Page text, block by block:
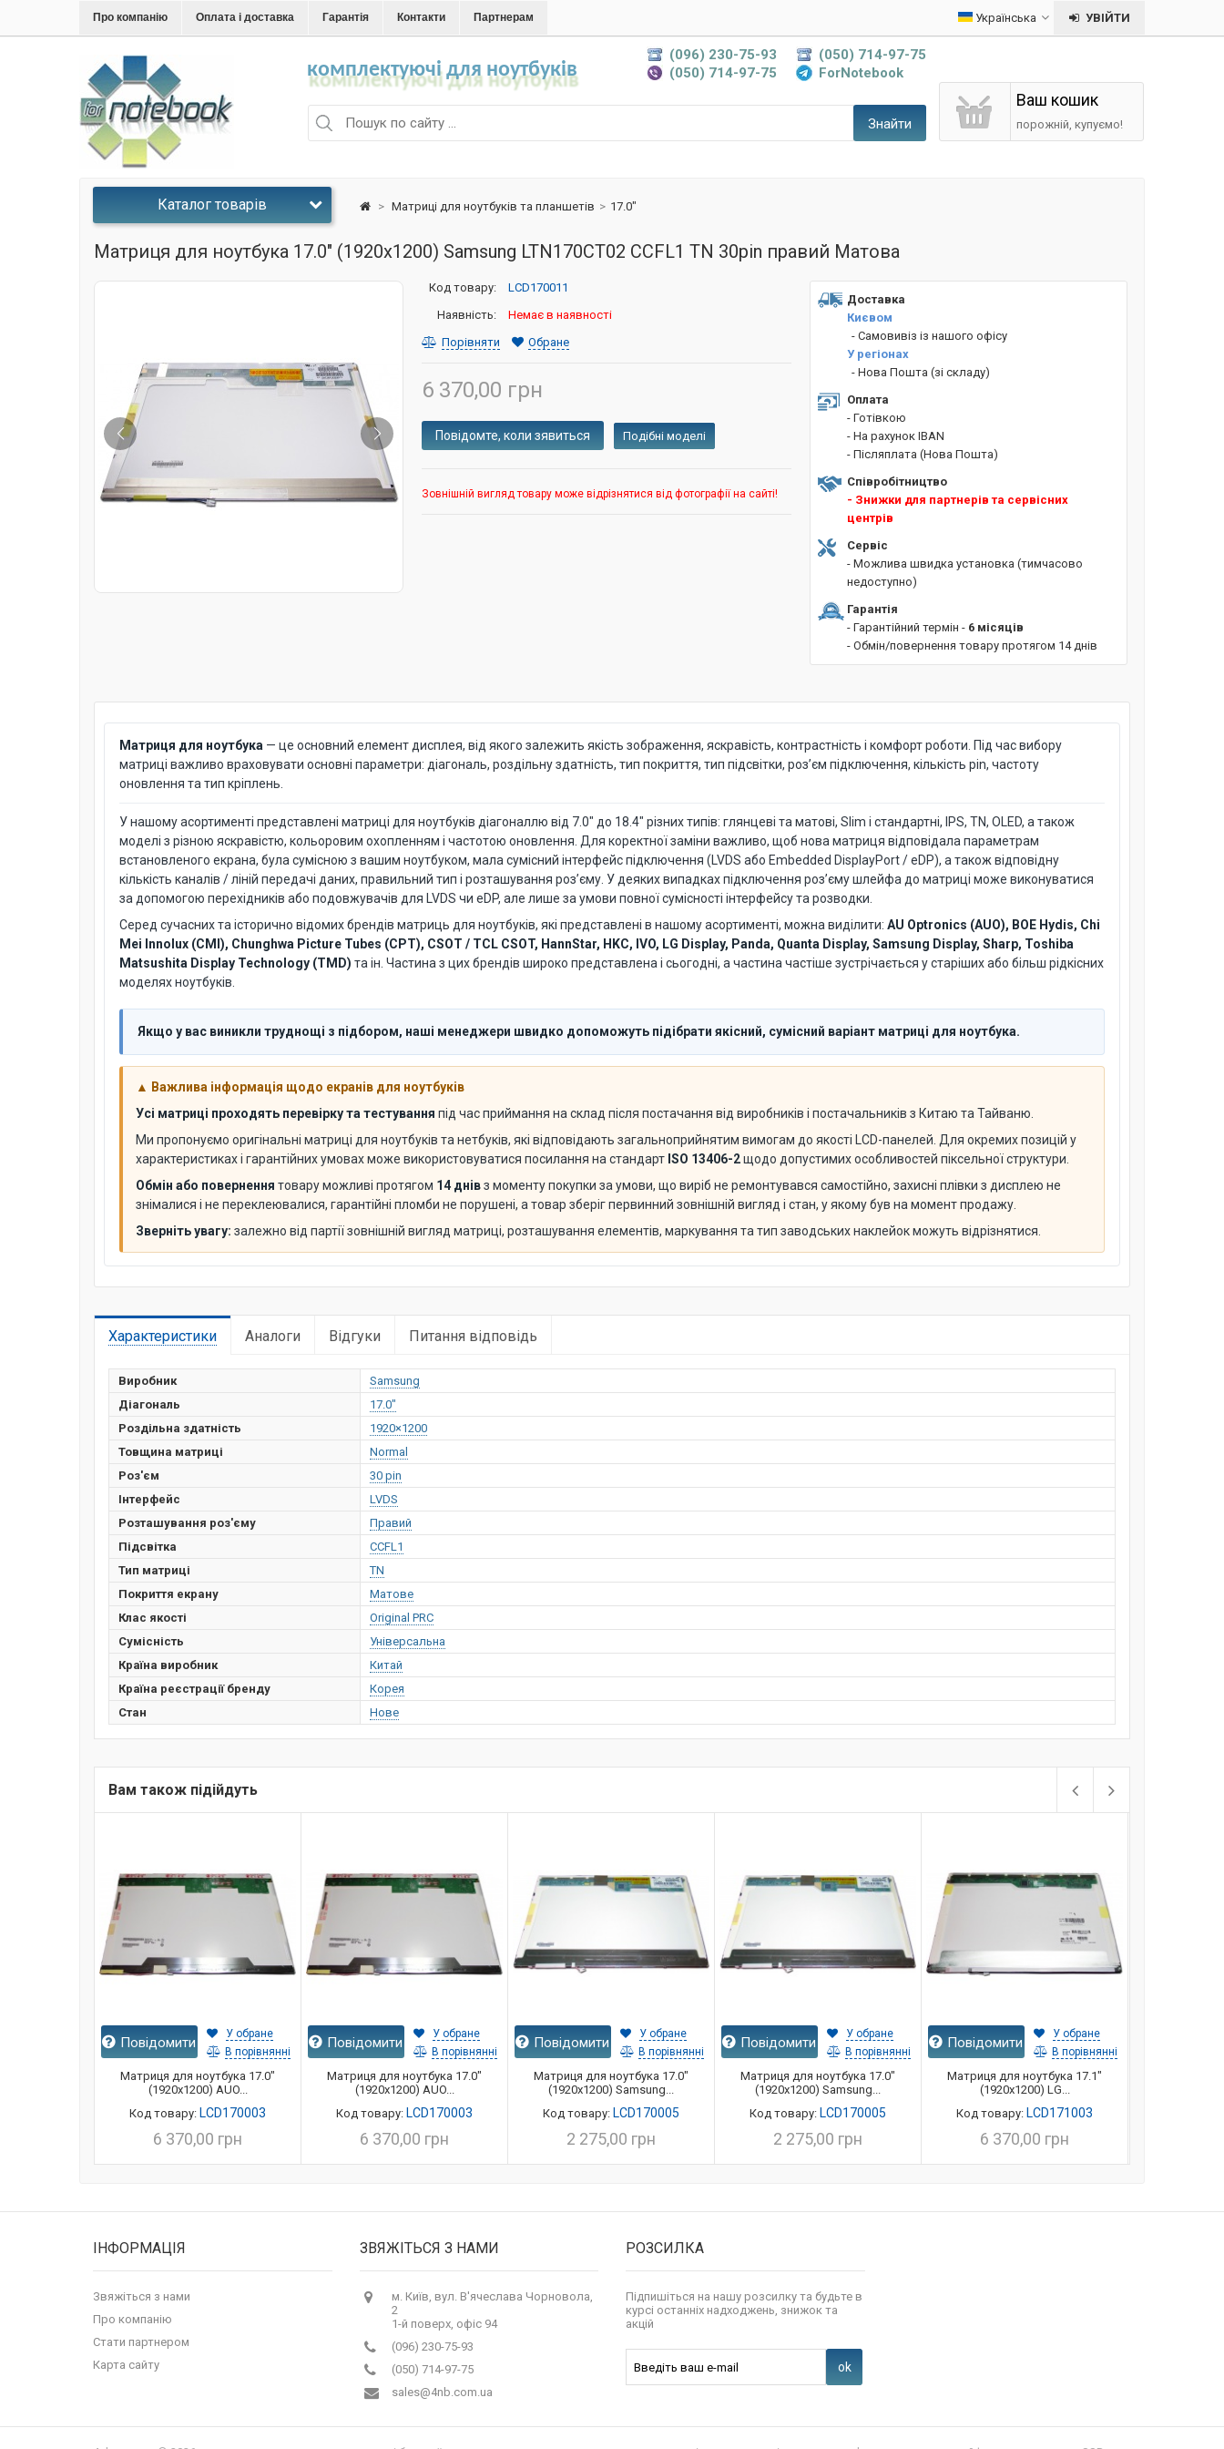
Про компанію Оплата і доставка Гарантія Контакти Партнерам Українська УВІЙТИ
Каталог товарів
Знайти
Ваш кошик
порожній, купуємо!
(096) 230-75-93
(050) 714-97-75
(050) 714-97-75
ForNotebook
комплектуючі для ноутбуків
> Матриці для ноутбуків та планшетів > 17.0"
Матриця для ноутбука 17.0" (1920x1200) Samsung LTN170CT02 CCFL1 TN 30pin правий Матова
Код товару:
LCD170011
Наявність:
Немає в наявності
Порівняти
Обране
6 370,00 грн
Подібні моделі
Зовнішній вигляд товару може відрізнятися від фотографії на сайті!
Доставка
Києвом
- Cамовивіз із нашого офісу
У регіонах
- Нова Пошта (зі складу)
Оплата
- Готівкою
- На рахунок IBAN
- Післяплата (Нова Пошта)
Співробітництво
- Знижки для партнерів та сервісних
центрів
Сервіс
- Можлива швидка установка (тимчасово
недоступно)
Гарантія
- Гарантійний термін - 6 місяців
- Обмін/повернення товару протягом 14 днів
Матриця для ноутбука — це основний елемент дисплея, від якого залежить якість зображення, яскравість, контрастність і комфорт роботи. Під час вибору
матриці важливо враховувати основні параметри: діагональ, роздільну здатність, тип покриття, тип підсвітки, роз’єм підключення, кількість pin, частоту
оновлення та тип кріплень.
У нашому асортименті представлені матриці для ноутбуків діагоналлю від 7.0" до 18.4" різних типів: глянцеві та матові, Slim і стандартні, IPS, TN, OLED, а також
моделі з різною яскравістю, кольоровим охопленням і частотою оновлення. Для коректної заміни важливо, щоб нова матриця відповідала параметрам
встановленого екрана, була сумісною з вашим ноутбуком, мала сумісний інтерфейс підключення (LVDS або Embedded DisplayPort / eDP), а також відповідну
кількість каналів / ліній передачі даних, правильний тип і розташування роз’єму. У деяких випадках підключення роз’єму шлейфа до матриці може виконуватися
за допомогою перехідників або подовжувачів для LVDS чи eDP, але лише за умови повної сумісності інтерфейсу та розводки.
Серед сучасних та історично відомих брендів матриць для ноутбуків, які представлені в нашому асортименті, можна виділити: AU Optronics (AUO), BOE Hydis, Chi
Mei Innolux (CMI), Chunghwa Picture Tubes (CPT), CSOT / TCL CSOT, HannStar, HKC, IVO, LG Display, Panda, Quanta Display, Samsung Display, Sharp, Toshiba
Matsushita Display Technology (TMD) та ін. Частина з цих брендів широко представлена і сьогодні, а частина частіше зустрічається у старіших або більш рідкісних
моделях ноутбуків.
Якщо у вас виникли труднощі з підбором, наші менеджери швидко допоможуть підібрати якісний, сумісний варіант матриці для ноутбука.
▲ Важлива інформація щодо екранів для ноутбуків
Усі матриці проходять перевірку та тестування під час приймання на склад після постачання від виробників і постачальників з Китаю та Тайваню.
Ми пропонуємо оригінальні матриці для ноутбуків та нетбуків, які відповідають загальноприйнятим вимогам до якості LCD-панелей. Для окремих позицій у
характеристиках і гарантійних умовах може використовуватися посилання на стандарт ISO 13406-2щодо допустимих особливостей піксельної структури.
Обмін або повернення товару можливі протягом 14 днівз моменту покупки за умови, що виріб не ремонтувався самостійно, захисні плівки з дисплею не
знімалися і не переклеювалися, гарантійні пломби не порушені, а товар зберіг первинний зовнішній вигляд і стан, у якому був на момент продажу.
Зверніть увагу: залежно від партії зовнішній вигляд матриці, розташування елементів, маркування та тип заводських наклейок можуть відрізнятися.
Характеристики Аналоги Відгуки Питання відповідь
Виробник
Samsung
Діагональ
17.0"
Роздільна здатність
1920×1200
Товщина матриці
Normal
Роз'єм
30 pin
Інтерфейс
LVDS
Розташування роз'єму
Правий
Підсвітка
CCFL1
Тип матриці
TN
Покриття екрану
Матове
Клас якості
Original PRC
Сумісність
Універсальна
Країна виробник
Китай
Країна реєстрації бренду
Корея
Стан
Нове
Вам також підійдуть
Повідомити
У обране
В порівнянні
Матриця для ноутбука 17.0"
(1920x1200) AUO...
Код товару: LCD170003
6 370,00 грн
Повідомити
У обране
В порівнянні
Матриця для ноутбука 17.0"
(1920x1200) AUO...
Код товару: LCD170003
6 370,00 грн
Повідомити
У обране
В порівнянні
Матриця для ноутбука 17.0"
(1920x1200) Samsung...
Код товару: LCD170005
2 275,00 грн
Повідомити
У обране
В порівнянні
Матриця для ноутбука 17.0"
(1920x1200) Samsung...
Код товару: LCD170005
2 275,00 грн
Повідомити
У обране
В порівнянні
Матриця для ноутбука 17.1"
(1920x1200) LG...
Код товару: LCD171003
6 370,00 грн
ІНФОРМАЦІЯ
Звяжіться з нами
Про компанію
Стати партнером
Карта сайту
ЗВЯЖІТЬСЯ З НАМИ
м. Київ, вул. В'ячеслава Чорновола,
2
1-й поверх, офіс 94
(096) 230-75-93
(050) 714-97-75
sales@4nb.com.ua
РОЗСИЛКА
Підпишіться на нашу розсилку та будьте в
курсі останніх надходжень, знижок та
акцій
ok